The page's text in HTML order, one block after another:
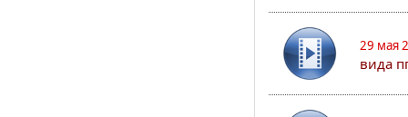
29 мая
вида